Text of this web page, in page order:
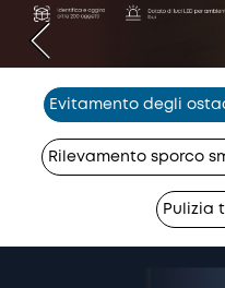
Evitamento degli
Rilevamento sporco
Pulizia